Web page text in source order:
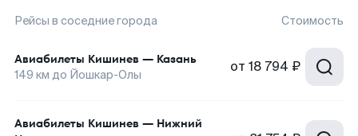
Рейсы в соседние города Стоимость
Авиабилеты Кишинев — Казань
149 км до Йошкар-Олы от 18 794 ₽
Авиабилеты Кишинев — Нижний